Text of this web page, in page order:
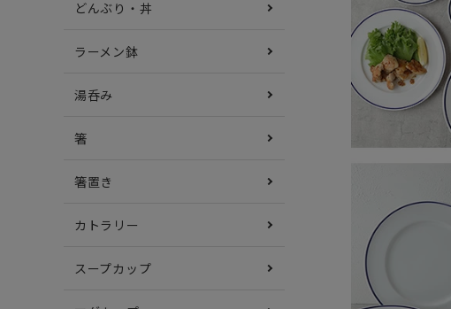
どんぶり・丼
ラーメン鉢
湯呑み
箸
箸置き
カトラリー
スープカップ